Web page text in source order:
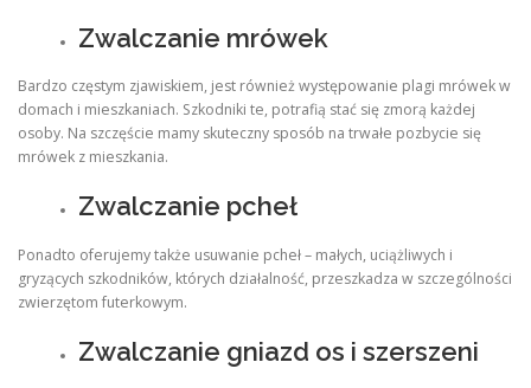
Zwalczanie mrówek
Bardzo częstym zjawiskiem, jest również występowanie plagi mrówek w
domach i mieszkaniach. Szkodniki te, potrafią stać się zmorą każdej
osoby. Na szczęście mamy skuteczny sposób na trwałe pozbycie się
mrówek z mieszkania.
Zwalczanie pcheł
Ponadto oferujemy także usuwanie pcheł – małych, uciążliwych i
gryzących szkodników, których działalność, przeszkadza w szczególności
zwierzętom futerkowym.
Zwalczanie gniazd os i szerszeni